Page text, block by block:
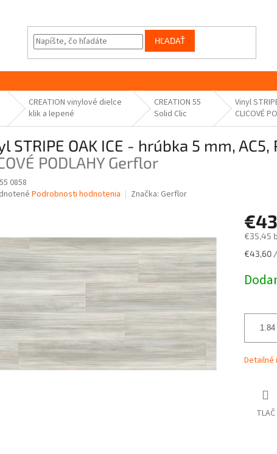
HĽADAŤ
CREATION vinylové dielce
klik a lepené
CREATION 55
Solid Clic
Vinyl
CLICOVÉ
STRIPE OAK ICE - hrúbka 5 mm, AC5,
PODLAHY Gerflor
0858
Podrobnosti hodnotenia Značka: Gerflor
€35,45
€43,60
Detailné
TLAČ